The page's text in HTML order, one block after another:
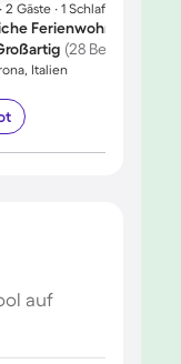
Gäste ∙ 1 Schlafzimmer
(28 Bewertungen)
Italien
auf